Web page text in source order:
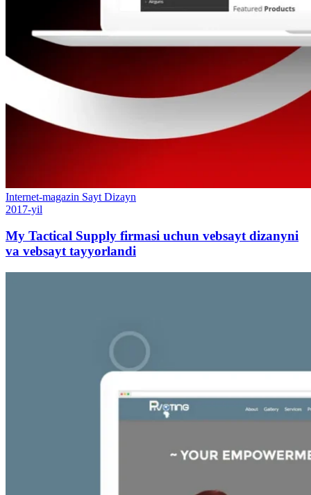
Internet-magazin Sayt Dizayn
2017-yil
My Tactical Supply firmasi uchun vebsayt dizanyni
va vebsayt tayyorlandi